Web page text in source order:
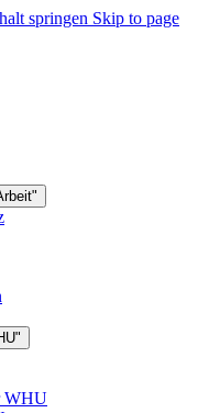
springen Skip to page
WHU